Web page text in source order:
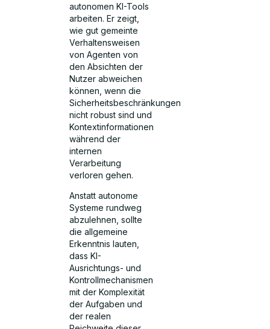
autonomen KI-Tools
arbeiten. Er zeigt,
wie gut gemeinte
Verhaltensweisen
von Agenten von
den Absichten der
Nutzer abweichen
können, wenn die
Sicherheitsbeschränkungen
nicht robust sind und
Kontextinformationen
während der
internen
Verarbeitung
verloren gehen.
Anstatt autonome
Systeme rundweg
abzulehnen, sollte
die allgemeine
Erkenntnis lauten,
dass KI-
Ausrichtungs- und
Kontrollmechanismen
mit der Komplexität
der Aufgaben und
der realen